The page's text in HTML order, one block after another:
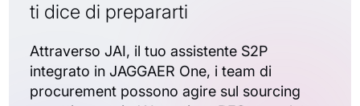
ti dice di prepararti
Attraverso JAI, il tuo assistente S2P
integrato in JAGGAER One, i team di
procurement possono agire sul sourcing